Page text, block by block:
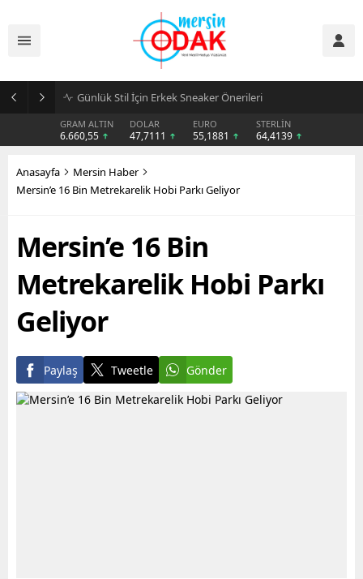
Günlük Stil İçin Erkek Sneaker Önerileri
GRAM ALTIN
6.660,55
DOLAR
47,7111
EURO
55,1881
STERLİN
64,4139
Anasayfa
Mersin Haber
Mersin’e 16 Bin Metrekarelik Hobi Parkı Geliyor
Mersin’e 16 Bin
Metrekarelik Hobi Parkı
Geliyor
Paylaş Tweetle Gönder